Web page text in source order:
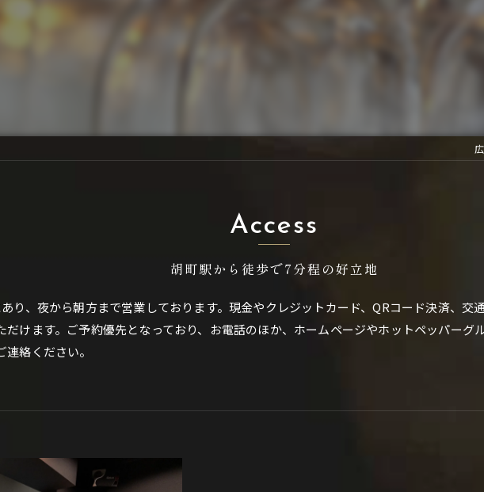
胡町駅から徒歩で7分程の好立地
Access
り、夜から朝方まで営業しております。現金やクレジットカード、QRコード決済、交
だけます。ご予約優先となっており、お電話のほか、ホームページやホットペッパーグ
絡ください。